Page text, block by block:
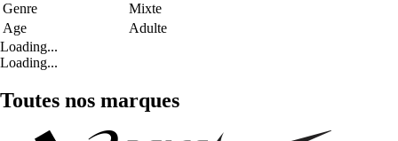
Genre
Mixte
Age
Adulte
Loading...
Loading...
Toutes nos marques